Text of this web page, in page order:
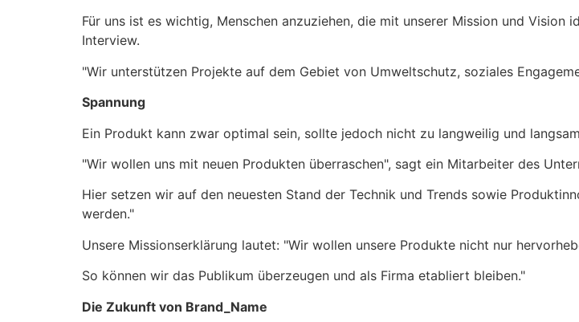
Für uns ist es wichtig, Menschen anzuziehen, die mit unserer Mission und
Interview.
"Wir unterstützen Projekte auf dem Gebiet von Umweltschutz, soziales
Spannung
Ein Produkt kann zwar optimal sein, sollte jedoch nicht zu langweilig und
"Wir wollen uns mit neuen Produkten überraschen", sagt ein Mitarbeiter des
Hier setzen wir auf den neuesten Stand der Technik und Trends sowie
werden."
Unsere Missionserklärung lautet: "Wir wollen unsere Produkte nicht nur
So können wir das Publikum überzeugen und als Firma etabliert bleiben."
Die Zukunft von Brand_Name